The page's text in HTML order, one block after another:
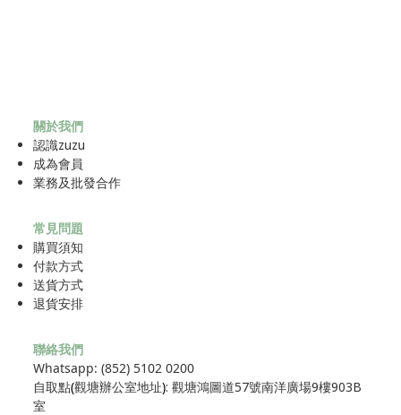
關於我們
認識zuzu
成為會員
業務及批發合作
常見問題
購買須知
付款方式
送貨方式
退貨安排
聯絡我們
Whatsapp: (852) 5102 0200
自取點(觀塘辦公室地址): 觀塘鴻圖道57號南洋廣場9樓903B
室